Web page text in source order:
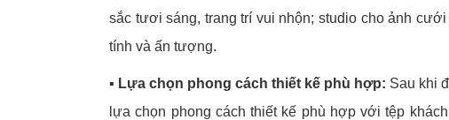
sắc tươi sáng, trang trí vui nhộn; studio cho ảnh
tính và ấn tượng.
▪️ Lựa chọn phong cách thiết kế phù hợp: Sau khi
lựa chọn phong cách thiết kế phù hợp với tệp